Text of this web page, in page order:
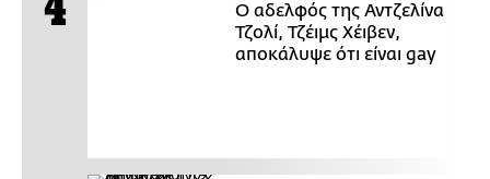
Ο αδελφός της Αντζελίνα
Τζολί, Τζέιμς Χέιβεν,
αποκάλυψε ότι είναι gay